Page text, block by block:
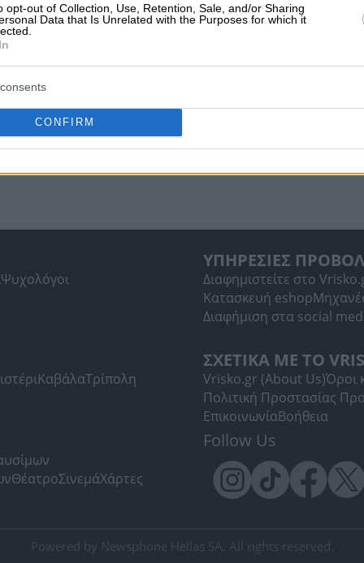
opt-out of Collection, Use, Retention, Sale, and/or Sharing
Data that Is Unrelated with the Purposes for which it
CONFIRM
Ψυχολόγοι
ΥΠΗΡΕΣΙΕΣ
Διαφημιστείτε στο
Κατασκευή eshop
Διαφήμιση στα social
ΚαβάλαΤρίπολη
ΣΧΕΤΙΚΑ ΜΕ ΤΟ
Vrisko.gr (About Us)Όροι
Πολιτική Προστασίας
ΕπικοινωνίαΒοήθεια
ΘέατροΣινεμάΧάρτες
Follow Us
Powered by Newsphone Hellas SA. All rights reserved.